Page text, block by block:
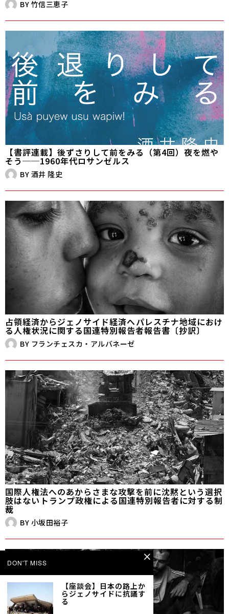
BY 竹信三恵子
【書評連載】後ずさりして前をみる（第4回）夜を燃や
そう──1960年代ロサンゼルス
BY 酒井 隆史
占領経済からジェノサイド経済へ――パレスチナ地域におけ
る人権状況に関する国連特別報告者報告書〔抄訳〕
BY フランチェスカ・アルバネーゼ
国際人権法へのあからさまな攻撃を前に沈黙という選択
肢はない――トランプ政権による国連特別報告者に対する制
裁
BY 小坂田裕子
DON'T MISS
【座談会】日本の路上か
らジェノサイドに抗議す
る